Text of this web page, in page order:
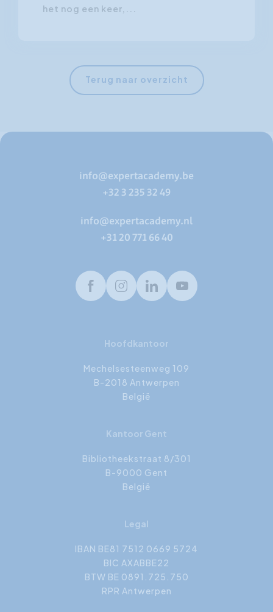
het nog een keer,...
Terug naar overzicht
info@expertacademy.be
+32 3 235 32 49
info@expertacademy.nl
+31 20 771 66 40
FacebookInstagramLinkedInYoutube
Hoofdkantoor
Mechelsesteenweg 109
B-2018 Antwerpen
België
Kantoor Gent
Bibliotheekstraat 8/301
B-9000 Gent
België
Legal
IBAN BE81 7512 0669 5724
BIC AXABBE22
BTW BE 0891.725.750
RPR Antwerpen